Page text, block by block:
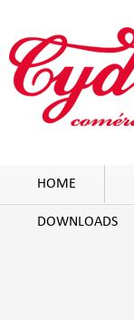
HOME
DOWNLOADS